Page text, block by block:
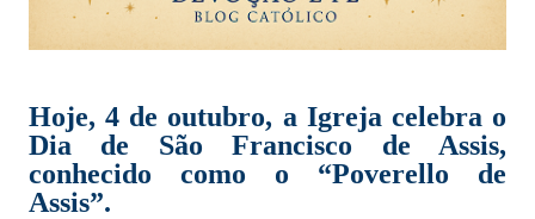
Hoje, 4 de outubro, a Igreja celebra o
Dia de São Francisco de Assis,
conhecido como o “Poverello de
Assis”.